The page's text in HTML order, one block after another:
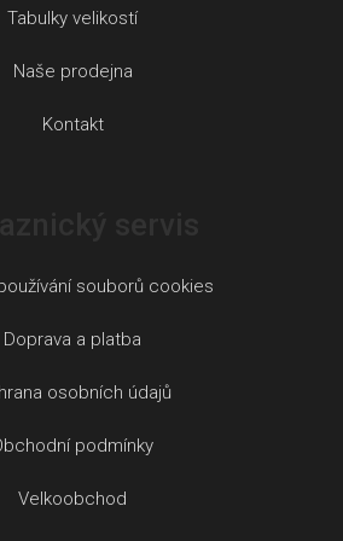
Tabulky velikostí
Naše prodejna
Kontakt
souborů cookies
Doprava a platba
osobních údajů
podmínky
Velkoobchod